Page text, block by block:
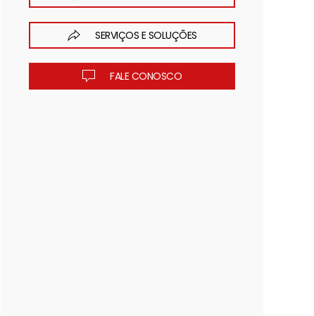
SERVIÇOS E SOLUÇÕES
FALE CONOSCO